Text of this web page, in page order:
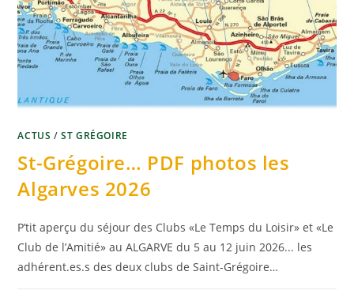
ACTUS /ST GRÉGOIRE
St-Grégoire… PDF photos les
Algarves 2026
P’tit aperçu du séjour des Clubs «Le Temps du Loisir» et «Le
Club de l’Amitié» au ALGARVE du 5 au 12 juin 2026... les
adhérent.es.s des deux clubs de Saint-Grégoire…